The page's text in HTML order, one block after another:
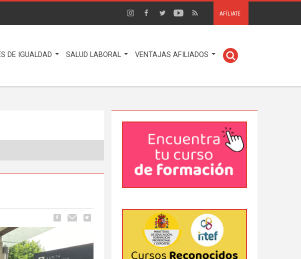
AFÍLIATE
DE IGUALDAD SALUD LABORAL VENTAJAS AFILIADOS